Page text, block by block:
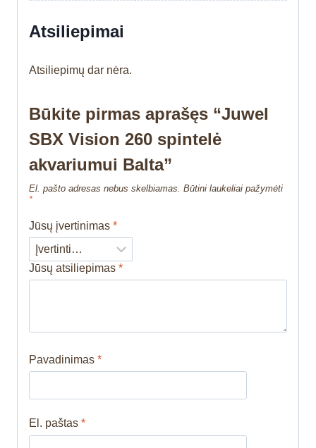
Atsiliepimai
Atsiliepimų dar nėra.
Būkite pirmas aprašęs “Juwel
SBX Vision 260 spintelė
akvariumui Balta”
El. pašto adresas nebus skelbiamas. Būtini laukeliai pažymėti
*
Jūsų įvertinimas *
Jūsų atsiliepimas *
Pavadinimas *
El. paštas *